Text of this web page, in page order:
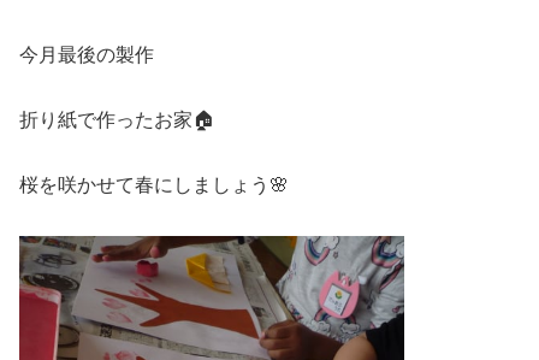
今月最後の製作
折り紙で作ったお家🏠
桜を咲かせて春にしましょう🌸